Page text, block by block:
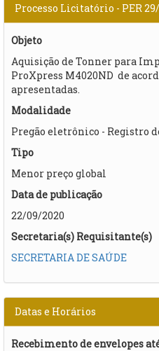
Processo Licitatório - PER
Objeto
Aquisição de Tonner para
ProXpress M4020ND de
apresentadas.
Modalidade
Pregão eletrônico - Registro
Tipo
Menor preço global
Data de publicação
22/09/2020
Secretaria(s) Requisitante(s)
SECRETARIA DE SAÚDE
Datas e Horários
Recebimento de envelopes